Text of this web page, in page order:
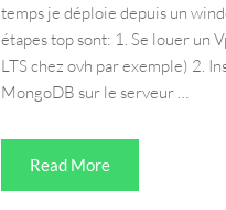
temps je déploie depuis un
étapes top sont: 1. Se louer un
LTS chez ovh par exemple) 2.
MongoDB sur le serveur …
Read More